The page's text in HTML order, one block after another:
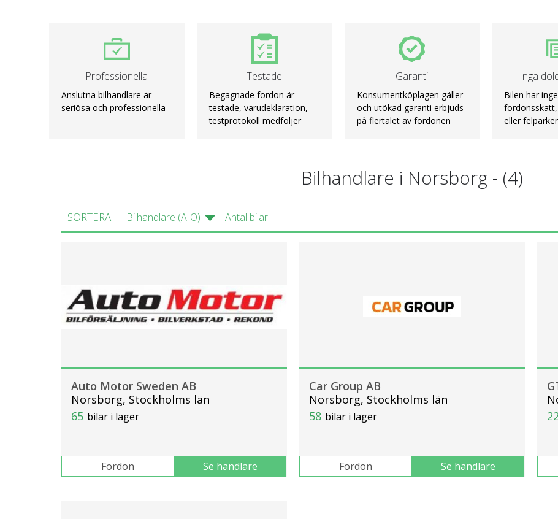
Professionella
Anslutna bilhandlare är
seriösa och professionella
Testade
Begagnade fordon är
testade, varudeklaration,
testprotokoll medföljer
Garanti
Konsumentköplagen gäller
och utökad garanti erbjuds
på flertalet av fordonen
Inga
Bilen har
eller
Bilhandlare i Norsborg - (4)
SORTERA Bilhandlare (A-Ö) Antal bilar
Auto Motor Sweden AB
Norsborg, Stockholms län
65 bilar i lager
Fordon Se handlare
Car Group AB
Norsborg, Stockholms län
58 bilar i lager
Fordon Se handlare
22